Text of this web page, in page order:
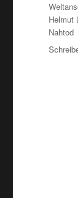
Helmut
Nahtod